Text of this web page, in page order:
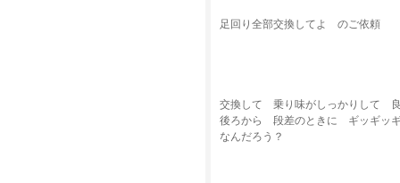
足回り全部交換してよ のご依頼
交換して 乗り味がしっかりして
後ろから 段差のときに ギッギ
なんだろう？